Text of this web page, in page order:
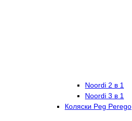
Noordi 2 в 1
Noordi 3 в 1
Коляски Peg Perego